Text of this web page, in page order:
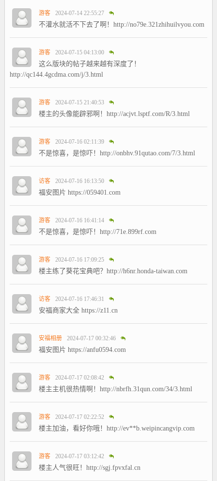
游客 2024-07-14 22:55:27
不灌水就活不下去了啊！http://no79e.321zhihuilvyou.com
游客 2024-07-15 04:13:00
这么版块的帖子越来越有深度了！
http://qc144.4gcdma.com/j/3.html
游客 2024-07-15 21:40:53
楼主的头像能辟邪啊！http://acjvt.lsptf.com/R/3.html
游客 2024-07-16 02:11:39
不是惊喜，是惊吓！http://onbhv.91qutao.com/7/3.html
访客 2024-07-16 16:13:50
福安图片 https://059401.com
游客 2024-07-16 16:41:14
不是惊喜，是惊吓！http://71e.899rf.com
游客 2024-07-16 17:09:25
楼主练了葵花宝典吧？http://h6nr.honda-taiwan.com
访客 2024-07-16 17:46:31
安福商家大全 https://z11.cn
安福相册 2024-07-17 00:32:46
福安图片 https://anfu0594.com
游客 2024-07-17 02:08:42
楼主主机很热情啊！http://nbrfh.31qun.com/34/3.html
游客 2024-07-17 02:22:52
楼主加油，看好你哦！http://ev**b.weipincangvip.com
游客 2024-07-17 03:12:42
楼主人气很旺！http://sgj.fpvxfal.cn